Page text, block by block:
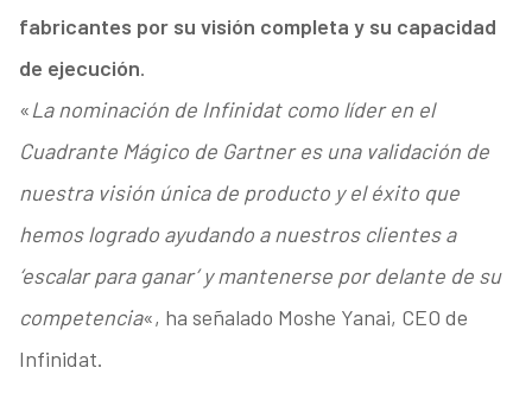
fabricantes por su visión completa y su capacidad
de ejecución.
«La nominación de Infinidat como líder en el
Cuadrante Mágico de Gartner es una validación de
nuestra visión única de producto y el éxito que
hemos logrado ayudando a nuestros clientes a
‘escalar para ganar’ y mantenerse por delante de su
competencia«, ha señalado Moshe Yanai, CEO de
Infinidat.